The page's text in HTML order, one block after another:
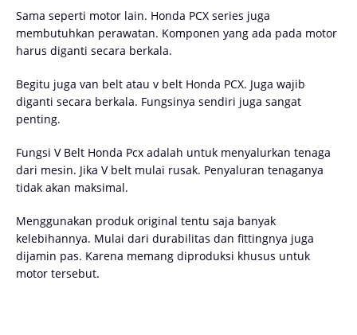
Sama seperti motor lain. Honda PCX series juga
membutuhkan perawatan. Komponen yang ada pada motor
harus diganti secara berkala.
Begitu juga van belt atau v belt Honda PCX. Juga wajib
diganti secara berkala. Fungsinya sendiri juga sangat
penting.
Fungsi V Belt Honda Pcx adalah untuk menyalurkan tenaga
dari mesin. Jika V belt mulai rusak. Penyaluran tenaganya
tidak akan maksimal.
Menggunakan produk original tentu saja banyak
kelebihannya. Mulai dari durabilitas dan fittingnya juga
dijamin pas. Karena memang diproduksi khusus untuk
motor tersebut.